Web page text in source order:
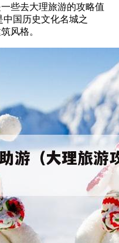
些去大理旅游的攻略值
国历史文化名城之
风格。